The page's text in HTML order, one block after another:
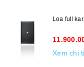
Loa full
Xem chi